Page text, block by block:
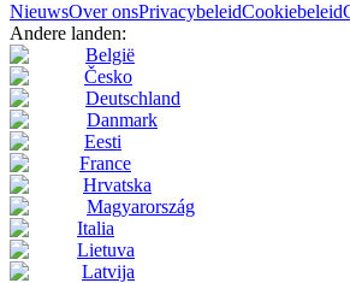
NieuwsOver onsPrivacybeleidCookiebeleid
Andere landen:
België
Česko
Deutschland
Danmark
Eesti
France
Hrvatska
Magyarország
Italia
Lietuva
Latvija